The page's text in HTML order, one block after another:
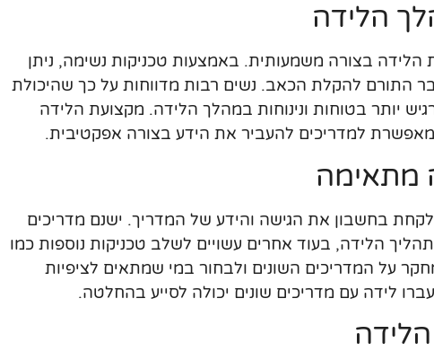
הלידה
הלידה בצורה משמעותית. באמצעות טכניקות נשימה, ניתן
התורם להקלת הכאב. נשים רבות מדווחות על כך שהיכולת
יותר בטוחות ונינוחות במהלך הלידה. מקצועת הלידה
למדריכים להעביר את הידע בצורה אפקטיבית.
מתאימה
בחשבון את הגישה והידע של המדריך. ישנם מדריכים
הלידה, בעוד אחרים עשויים לשלב טכניקות נוספות כמו
על המדריכים השונים ולבחור במי שמתאים לציפיות
לידה עם מדריכים שונים יכולה לסייע בהחלטה.